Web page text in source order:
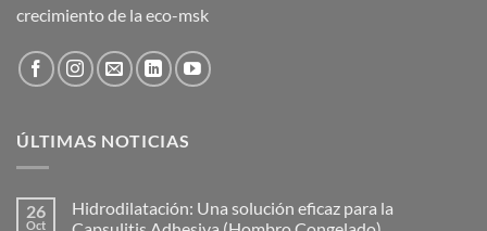
crecimiento de la eco-msk
ÚLTIMAS NOTICIAS
26
Oct
Hidrodilatación: Una solución eficaz para la